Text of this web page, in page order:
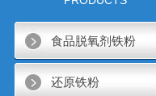
食品脱氧剂铁粉
还原铁粉